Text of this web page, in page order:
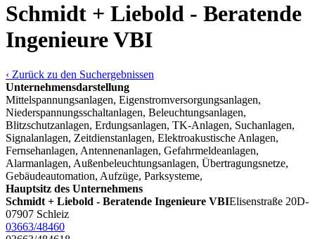
Schmidt + Liebold - Beratende
Ingenieure VBI
‹ Zurück zu den Suchergebnissen
Unternehmensdarstellung
Mittelspannungsanlagen, Eigenstromversorgungsanlagen,
Niederspannungsschaltanlagen, Beleuchtungsanlagen,
Blitzschutzanlagen, Erdungsanlagen, TK-Anlagen, Suchanlagen,
Signalanlagen, Zeitdienstanlagen, Elektroakustische Anlagen,
Fernsehanlagen, Antennenanlagen, Gefahrmeldeanlagen,
Alarmanlagen, Außenbeleuchtungsanlagen, Übertragungsnetze,
Gebäudeautomation, Aufzüge, Parksysteme,
Hauptsitz des Unternehmens
Schmidt + Liebold - Beratende Ingenieure VBIElisenstraße 20D-
07907 Schleiz
03663/48460